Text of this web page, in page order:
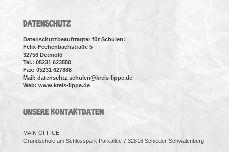
DATENSCHUTZ
Datenschutzbeauftragter für Schulen:
Felix-Fechenbachstraße 5
32756 Detmold
Tel.: 05231 623550
Fax: 05231 627888
Mail: datenschtz.schulen@kreis-lippe.de
Web: www.kreis-lippe.de
UNSERE KONTAKTDATEN
MAIN OFFICE:
Grundschule am Schlosspark Parkallee 7 32816 Schieder-Schwalenberg